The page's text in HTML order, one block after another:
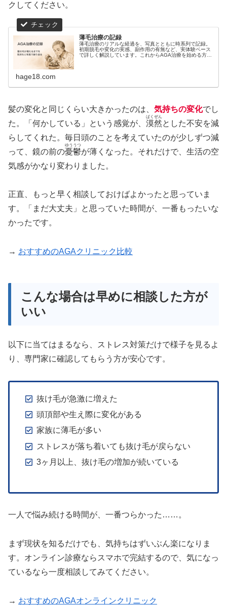
クしてください。
薄毛治療の記録
薄毛治療のリアルな経過を、写真とともに時系列で記録。
初期脱毛や変化の実感、副作用の有無など、実体験ベース
で詳しく解説しています。これからAGA治療を始める方の
hage18.com
髪の変化と同じくらい大きかったのは、 気持ちの変化でし
た。「何かしている」という感覚が、 漠然
ばくぜん
とした不安を減
らしてくれた。毎日頭のことを考えていたのが少しずつ減
って、鏡の前の憂鬱
ゆううつ
が薄くなった。それだけで、生活の空
気感がかなり変わりました。
正直、もっと早く相談しておけばよかったと思っていま
す。「まだ大丈夫」と思っていた時間が、一番もったいな
かったです。
→ おすすめのAGAクリニック比較
こんな場合は早めに相談した方が
いい
以下に当てはまるなら、ストレス対策だけで様子を見るよ
り、専門家に確認してもらう方が安心です。
抜け毛が急激に増えた
頭頂部や生え際に変化がある
家族に薄毛が多い
ストレスが落ち着いても抜け毛が戻らない
3ヶ月以上、抜け毛の増加が続いている
一人で悩み続ける時間が、一番つらかった……。
まず現状を知るだけでも、気持ちはずいぶん楽になりま
す。オンライン診療ならスマホで完結するので、気になっ
ているなら一度相談してみてください。
→ おすすめのAGAオンラインクリニック